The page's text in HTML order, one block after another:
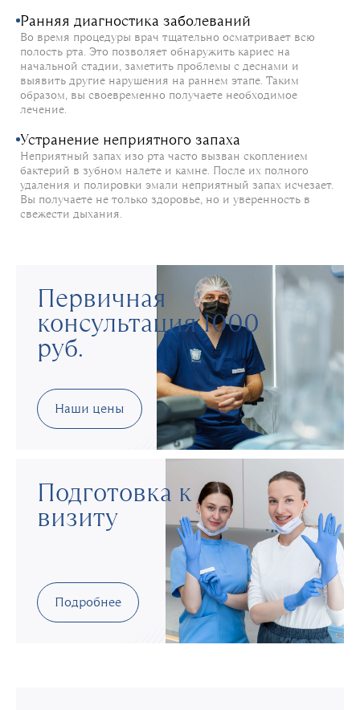
Ранняя диагностика заболеваний
Во время процедуры врач тщательно осматривает всю
полость рта. Это позволяет обнаружить кариес на
начальной стадии, заметить проблемы с деснами и
выявить другие нарушения на раннем этапе. Таким
образом, вы своевременно получаете необходимое
лечение.
Устранение неприятного запаха
Неприятный запах изо рта часто вызван скоплением
бактерий в зубном налете и камне. После их полного
удаления и полировки эмали неприятный запах исчезает.
Вы получаете не только здоровье, но и уверенность в
свежести дыхания.
Первичная
консультация 1000
руб.
Наши цены
Подготовка к
визиту
Подробнее